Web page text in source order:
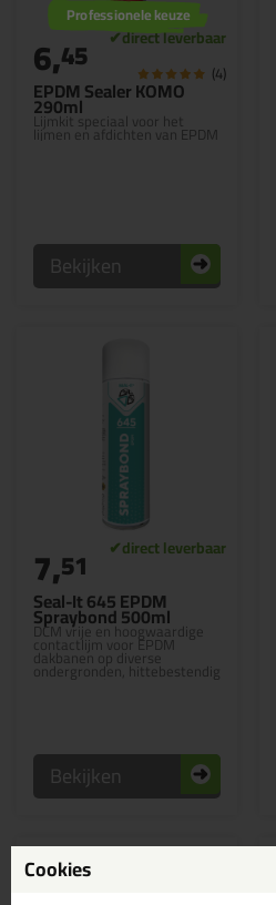
EPDM Sealer KOMO
290ml
Lijmkit speciaal voor het
lijmen en afdichten van EPDM
Professionele keuze
6,45 (4)
Bekijken
Seal-It 645 EPDM
Spraybond 500ml
DCM vrije en hoogwaardige
contactlijm voor EPDM
dakbanen op diverse
ondergronden, hittebestendig
en verspuitbaar.
7,51
Bekijken
Cookies